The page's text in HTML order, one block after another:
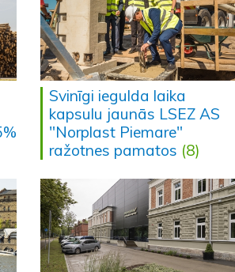
Svinīgi iegulda laika
kapsulu jaunās LSEZ AS
"Norplast Piemare"
ražotnes pamatos (8)